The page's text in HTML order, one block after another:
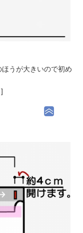
うが大きいので初め